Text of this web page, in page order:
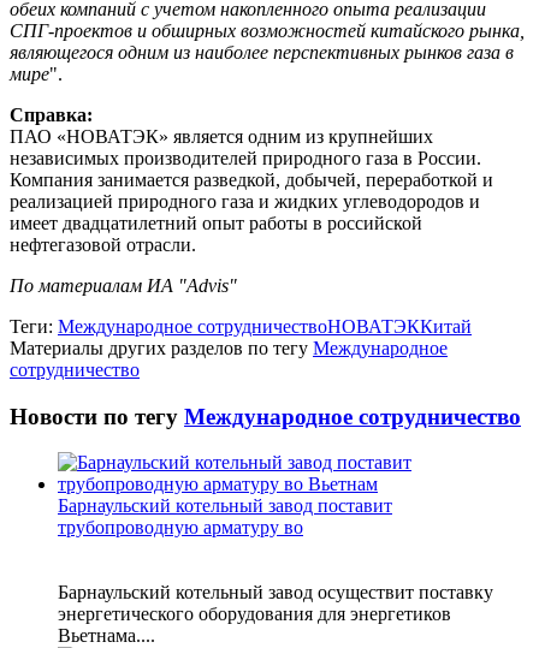
обеих компаний с учетом накопленного опыта реализации
СПГ-проектов и обширных возможностей китайского рынка,
являющегося одним из наиболее перспективных рынков газа в
мире".
Справка:
ПАО «НОВАТЭК» является одним из крупнейших
независимых производителей природного газа в России.
Компания занимается разведкой, добычей, переработкой и
реализацией природного газа и жидких углеводородов и
имеет двадцатилетний опыт работы в российской
нефтегазовой отрасли.
По материалам ИА "Advis"
Теги: Международное сотрудничествоНОВАТЭККитай
Материалы других разделов по тегу Международное
сотрудничество
Новости по тегу Международное сотрудничество
Барнаульский котельный завод поставит
трубопроводную арматуру во
Барнаульский котельный завод осуществит поставку
энергетического оборудования для энергетиков
Вьетнама....